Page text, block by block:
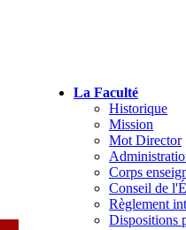
La Faculté
Historique
Mission
Mot Director
Corps
Conseil de
Règlement
Dispositions